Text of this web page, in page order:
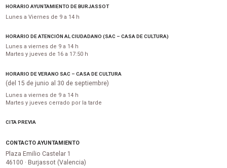
HORARIO AYUNTAMIENTO DE BURJASSOT
Lunes a Viernes de 9 a 14 h
HORARIO DE ATENCIÓN AL CIUDADANO (SAC – CASA DE CULTURA)
Lunes a viernes de 9 a 14 h
Martes y jueves de 16 a 17:50 h
HORARIO DE VERANO SAC – CASA DE CULTURA
(del 15 de junio al 30 de septiembre)
Lunes a viernes de 9 a 14 h
Martes y jueves cerrado por la tarde
CITA PREVIA
CONTACTO AYUNTAMIENTO
Plaza Emilio Castelar 1
46100 · Burjassot (Valencia)